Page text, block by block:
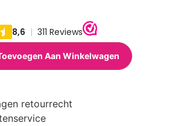
Aan Winkelwagen
retourrecht